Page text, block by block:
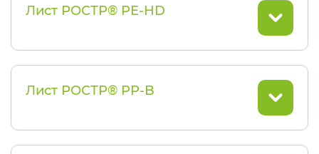
Лист РОСТР® PE-HD
Лист РОСТР® PP-B